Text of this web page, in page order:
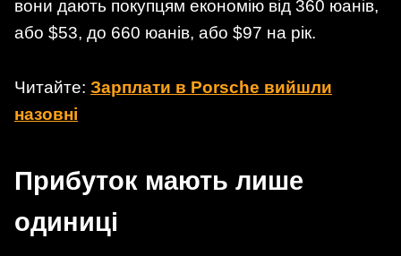
вони дають покупцям економію від 360 юанів,
або $53, до 660 юанів, або $97 на рік.
Читайте: Зарплати в Porsche вийшли
назовні
Прибуток мають лише
одиниці